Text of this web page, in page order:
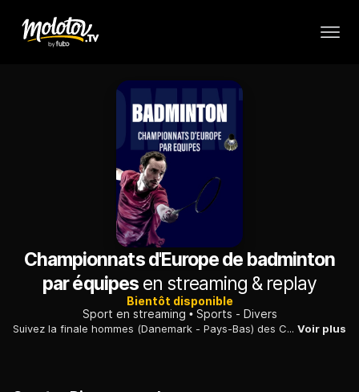
Championnats d'Europe de badminton
par équipes en streaming & replay
Bientôt disponible
Sport en streaming
Sports - Divers
Suivez la finale hommes (Danemark - Pays-Bas) des Championnat d'Europe par équipe de badminton. Voir plus